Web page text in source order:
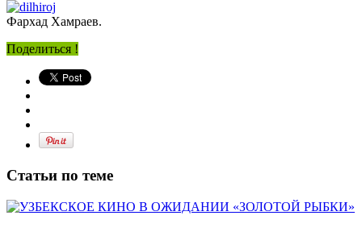
Фархад Хамраев.
Поделиться !
Статьи по теме